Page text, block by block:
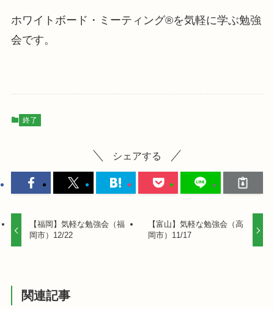
ホワイトボード・ミーティング®を気軽に学ぶ勉強
会です。
終了
シェアする
【福岡】気軽な勉強会（福
岡市）12/22
【富山】気軽な勉強会（高
岡市）11/17
関連記事